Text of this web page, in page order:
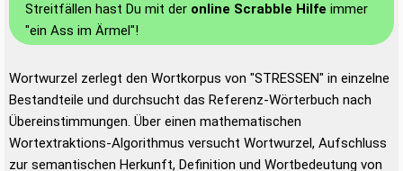
Streitfällen hast Du mit der online Scrabble Hilfe immer
"ein Ass im Ärmel"!
Wortwurzel zerlegt den Wortkorpus von "STRESSEN" in einzelne
Bestandteile und durchsucht das Referenz-Wörterbuch nach
Übereinstimmungen. Über einen mathematischen
Wortextraktions-Algorithmus versucht Wortwurzel, Aufschluss
zur semantischen Herkunft, Definition und Wortbedeutung von